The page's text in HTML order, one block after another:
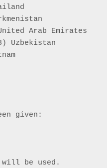
Arab Emirates
Uzbekistan
given:
will be used.